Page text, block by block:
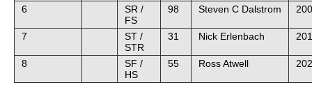
6
SR /
FS
98 Steven C Dalstrom
7
ST /
STR
31 Nick Erlenbach
8
SF /
HS
55 Ross Atwell